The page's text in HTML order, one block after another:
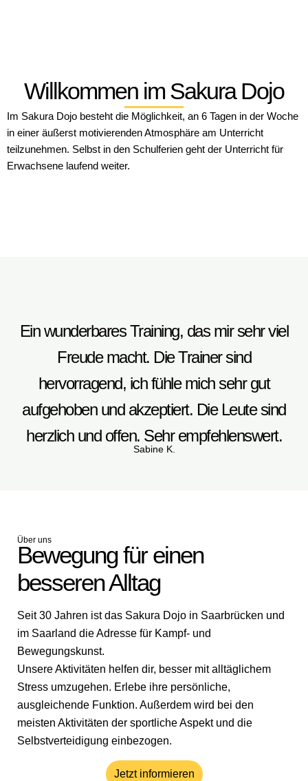
Willkommen im Sakura Dojo
Im Sakura Dojo besteht die Möglichkeit, an 6 Tagen in der Woche
in einer äußerst motivierenden Atmosphäre am Unterricht
teilzunehmen. Selbst in den Schulferien geht der Unterricht für
Erwachsene laufend weiter.
Ein wunderbares Training, das mir sehr viel
Freude macht. Die Trainer sind
hervorragend, ich fühle mich sehr gut
aufgehoben und akzeptiert. Die Leute sind
herzlich und offen. Sehr empfehlenswert.
Sabine K.
Über uns
Bewegung für einen
besseren Alltag
Seit 30 Jahren ist das Sakura Dojo in Saarbrücken und
im Saarland die Adresse für Kampf- und
Bewegungskunst.
Unsere Aktivitäten helfen dir, besser mit alltäglichem
Stress umzugehen. Erlebe ihre persönliche,
ausgleichende Funktion. Außerdem wird bei den
meisten Aktivitäten der sportliche Aspekt und die
Selbstverteidigung einbezogen.
Jetzt informieren